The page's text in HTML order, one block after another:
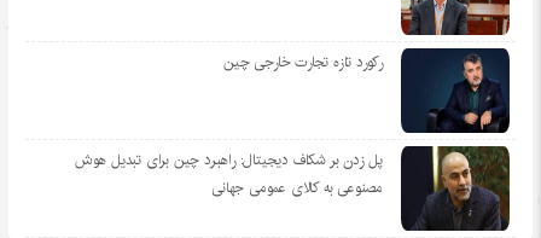
رکورد تازه تجارت خارجی چین
پل زدن بر شکاف دیجیتال: راهبرد چین برای تبدیل هوش
مصنوعی به کالای عمومی جهانی